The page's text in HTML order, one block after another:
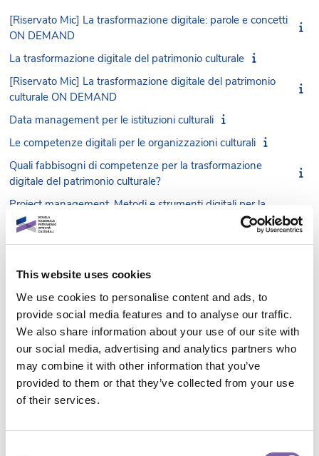
This website uses cookies
We use cookies to personalise content and ads, to
provide social media features and to analyse our traffic.
We also share information about your use of our site with
our social media, advertising and analytics partners who
may combine it with other information that you’ve
provided to them or that they’ve collected from your use
of their services.
[Riservato Mic] La trasformazione digitale: parole e concetti
ON DEMAND
La trasformazione digitale del patrimonio culturale
[Riservato Mic] La trasformazione digitale del patrimonio
culturale ON DEMAND
Data management per le istituzioni culturali
Le competenze digitali per le organizzazioni culturali
Quali fabbisogni di competenze per la trasformazione
digitale del patrimonio culturale?
Project management. Metodi e strumenti digitali per la
gestione dei progetti
Progettare e produrre servizi digitali per il settore culturale
Archivi digitali 1 - Introduzione alla gestione documentale
Archivi digitali 2 - La gestione documentale
Archivi digitali 3 Parte 1 - La conservazione degli archivi
digitali
Archivi digitali 3 Parte 2 - La conservazione degli archivi
Archivi digitali 4 - La gestione e conservazione archivistica